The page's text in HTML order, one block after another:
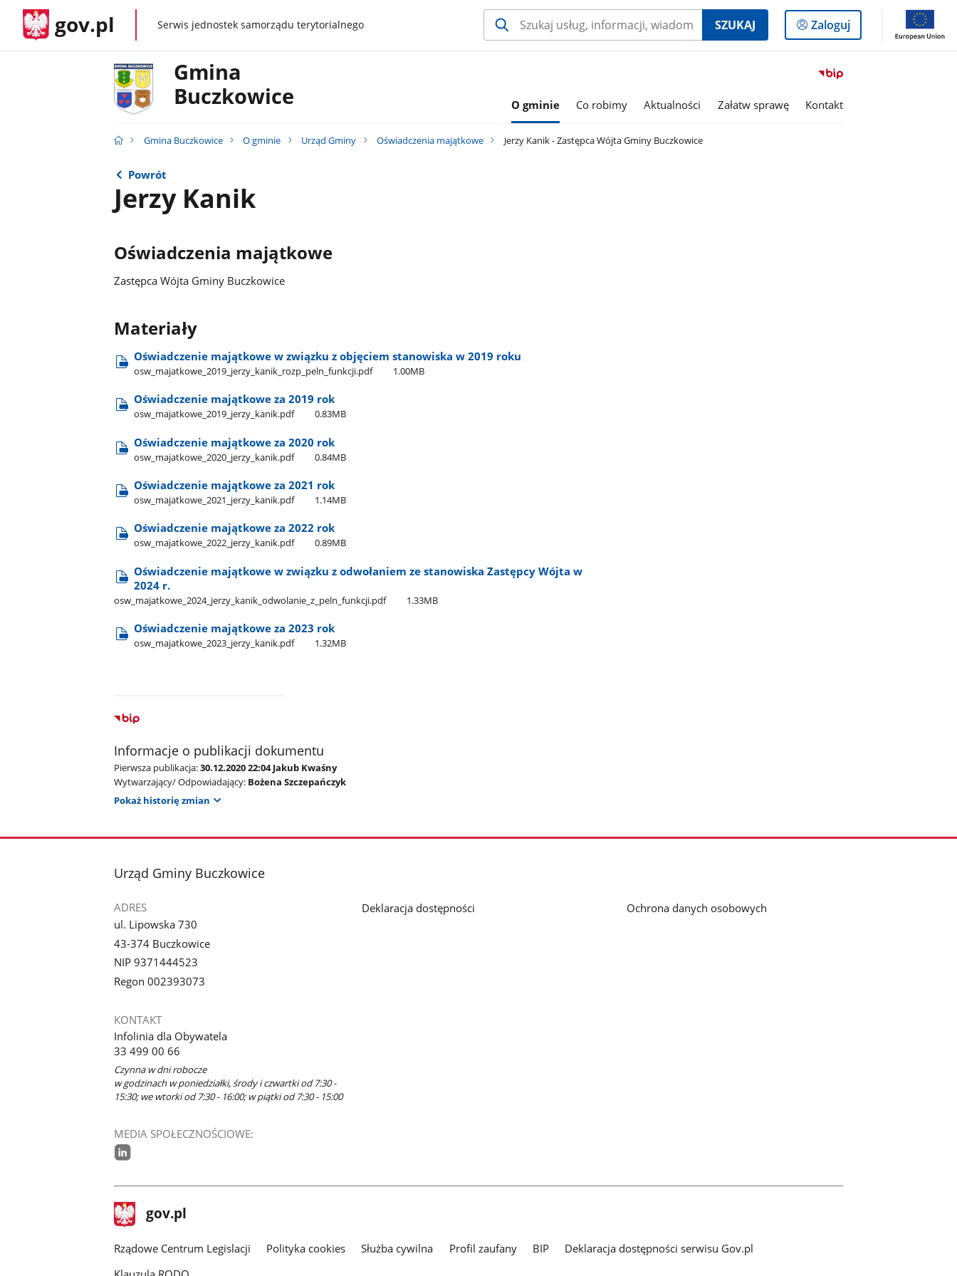
gov.pl gov.plSerwis jednostek samorządu terytorialnego SZUKAJ
Logowanie
do
Zaloguj
Przejdź
serwisu
Gmina
Buczkowice
O gminie Co robimy Aktualności Załatw sprawę Kontakt
Gmina Buczkowice O gminie Urząd Gminy Oświadczenia majątkowe Jerzy Kanik - Zastępca Wójta Gminy Buczkowice
Powrót
Jerzy Kanik
Oświadczenia majątkowe
Zastępca Wójta Gminy Buczkowice
Materiały
Oświadczenie majątkowe w związku z objęciem stanowiska w 2019 roku
osw​​_majatkowe​​_2019​​_jerzy​_kanik​​_rozp​​_peln​​_funkcji.pdf 1.00MB
Oświadczenie majątkowe za 2019 rok
osw​​_majatkowe​​_2019​​_jerzy​_kanik.pdf 0.83MB
Oświadczenie majątkowe za 2020 rok
osw​​_majatkowe​​_2020​_jerzy​_kanik.pdf 0.84MB
Oświadczenie majątkowe za 2021 rok
osw​_majatkowe​_2021​_jerzy​_kanik.pdf 1.14MB
Oświadczenie majątkowe za 2022 rok
osw​_majatkowe​_2022​_jerzy​_kanik.pdf 0.89MB
Oświadczenie majątkowe w związku z odwołaniem ze stanowiska Zastępcy Wójta w
2024 r.
osw​_majatkowe​_2024​_jerzy​_kanik​_odwolanie​_z​_peln​_funkcji.pdf 1.33MB
Oświadczenie majątkowe za 2023 rok
osw​_majatkowe​_2023​_jerzy​_kanik.pdf 1.32MB
Informacje o publikacji dokumentu
Pierwsza publikacja:30.12.2020 22:04 Jakub Kwaśny
Wytwarzający/ Odpowiadający: Bożena Szczepańczyk
Pokaż historię zmian
stopka
Urząd Gminy Buczkowice
ADRES
ul. Lipowska 730
43-374 Buczkowice
NIP 9371444523
Regon 002393073
KONTAKT
Infolinia dla Obywatela
33 499 00 66
Czynna w dni robocze
w godzinach w poniedziałki, środy i czwartki od 7:30 -
15:30; we wtorki od 7:30 - 16:00; w piątki od 7:30 - 15:00
MEDIA SPOŁECZNOŚCIOWE:
Deklaracja dostępności Ochrona danych osobowych
stopka
gov.pl Strona
gov.pl
Rządowe Centrum Legislacji Polityka cookies Służba cywilna Profil zaufany BIP
Deklaracja dostępności serwisu Gov.pl